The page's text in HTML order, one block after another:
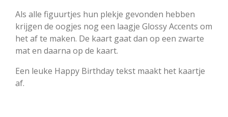
Als alle figuurtjes hun plekje gevonden hebben
krijgen de oogjes nog een laagje Glossy Accents om
het af te maken. De kaart gaat dan op een zwarte
mat en daarna op de kaart.
Een leuke Happy Birthday tekst maakt het kaartje
af.